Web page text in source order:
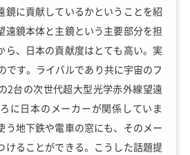
鏡に貢献しているかということを紹
遠鏡本体と主鏡という主要部分を担
ら、日本の貢献度はとても高い。実
です。ライバルであり共に宇宙のフ
2台の次世代超大型光学赤外線望遠
に日本のメーカーが関係していま
う地下鉄や電車の窓にも、そのメー
けることができる。こうした話題提